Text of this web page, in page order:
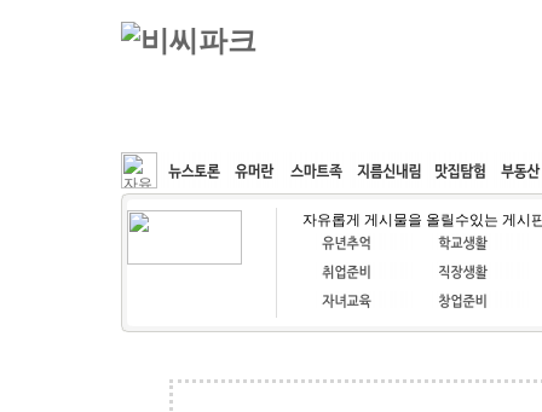
커뮤니티 속도패치 웹호스팅 공동구매
자유롭게 게시물을 올릴수있는 게시